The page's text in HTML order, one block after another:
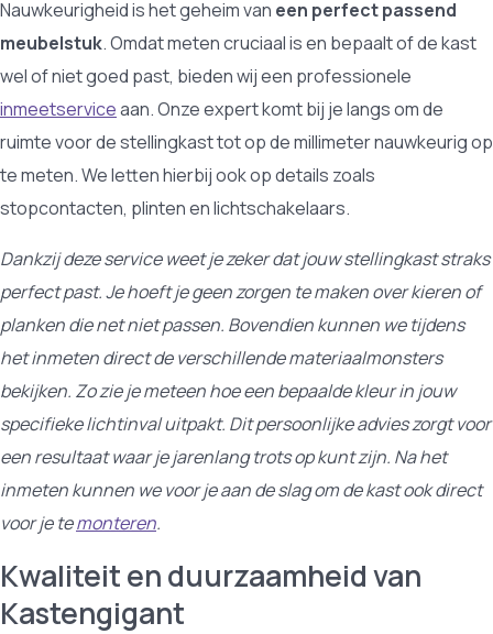
Nauwkeurigheid is het geheim van een perfect passend
meubelstuk. Omdat meten cruciaal is en bepaalt of de kast
wel of niet goed past, bieden wij een professionele
inmeetserviceaan. Onze expert komt bij je langs om de
ruimte voor de stellingkast tot op de millimeter nauwkeurig op
te meten. We letten hierbij ook op details zoals
stopcontacten, plinten en lichtschakelaars.
Dankzij deze service weet je zeker dat jouw stellingkast straks
perfect past. Je hoeft je geen zorgen te maken over kieren of
planken die net niet passen. Bovendien kunnen we tijdens
het inmeten direct de verschillende materiaalmonsters
bekijken. Zo zie je meteen hoe een bepaalde kleur in jouw
specifieke lichtinval uitpakt. Dit persoonlijke advies zorgt voor
een resultaat waar je jarenlang trots op kunt zijn. Na het
inmeten kunnen we voor je aan de slag om de kast ook direct
voor je temonteren.
Kwaliteit en duurzaamheid van
Kastengigant